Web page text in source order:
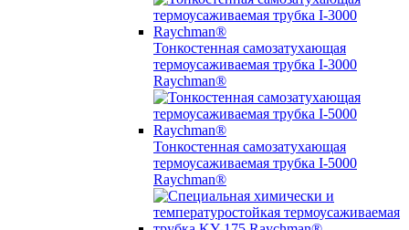
Тонкостенная самозатухающая
термоусаживаемая трубка I-3000
Raychman®
Тонкостенная самозатухающая
термоусаживаемая трубка I-5000
Raychman®